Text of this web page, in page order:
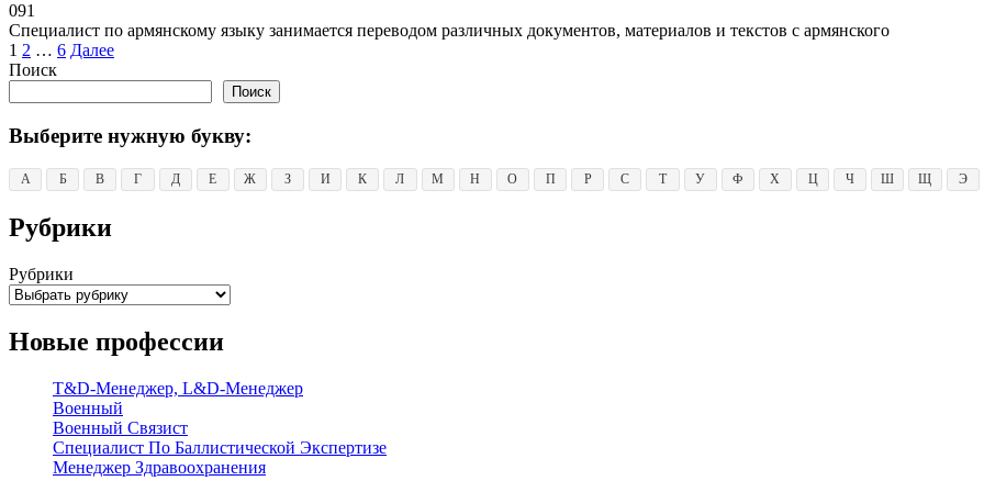
091
Специалист по армянскому языку занимается переводом различных документов, материалов и текстов с армянского
Пагинация
записей
1 2 … 6 Далее
Поиск
Поиск
Выберите нужную букву:
А Б В Г Д Е Ж З И К Л М Н О П Р С Т У Ф Х Ц Ч Ш Щ Э
Рубрики
Рубрики
Новые профессии
T&D-Менеджер, L&D-Менеджер
Военный
Военный Связист
Специалист По Баллистической Экспертизе
Менеджер Здравоохранения